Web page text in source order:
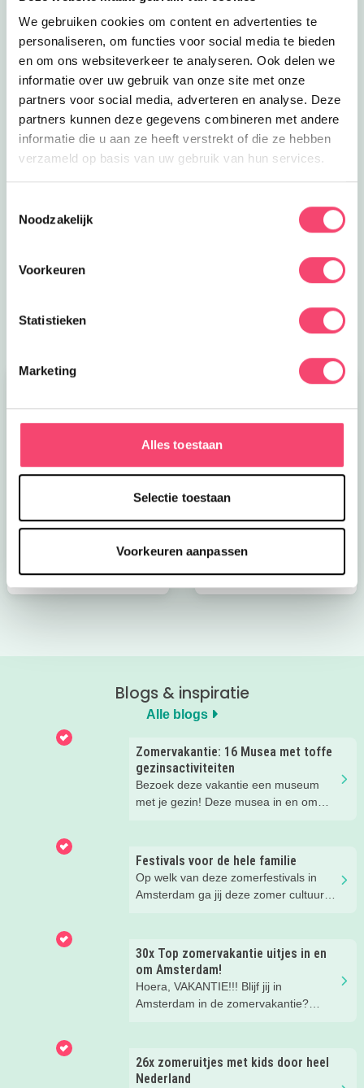
We gebruiken cookies om content en advertenties te
personaliseren, om functies voor social media te bieden
en om ons websiteverkeer te analyseren. Ook delen we
informatie over uw gebruik van onze site met onze
partners voor social media, adverteren en analyse. Deze
partners kunnen deze gegevens combineren met andere
informatie die u aan ze heeft verstrekt of die ze hebben
verzameld op basis van uw gebruik van hun services.
Noodzakelijk
Voorkeuren
Statistieken
Marketing
Alles toestaan
Selectie toestaan
Voorkeuren aanpassen
Lekker de tijd om er op uit te gaan. Wij hebben de
leukste uitjes verzameld. Van festivals voor het hele
gezin, tot toffe buitenuitjes, actieve uitjes en musea met
een geweldig familieprogramma! Fijne zomer!
Kroon op de taart bij
kinderen!
Blogs & inspiratie
Alle blogs
Zomervakantie: 16 Musea met toffe
gezinsactiviteiten
Bezoek deze vakantie een museum
met je gezin! Deze musea in en om
zomervakantie!
Festivals voor de hele familie
Op welk van deze zomerfestivals in
Amsterdam ga jij deze zomer cultuur
30x Top zomervakantie uitjes in en
om Amsterdam!
Hoera, VAKANTIE!!! Blijf jij in
Amsterdam in de zomervakantie?
Fijne vakantie!
26x zomeruitjes met kids door heel
Nederland